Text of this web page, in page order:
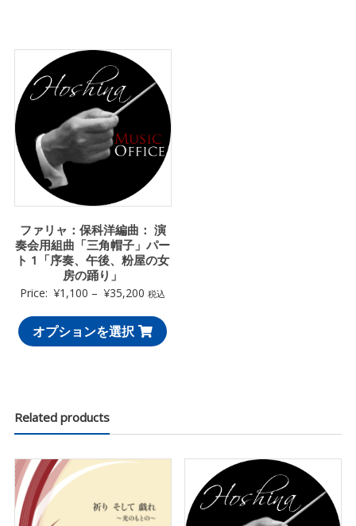
ファリャ：保科洋編曲： 演
奏会用組曲「三角帽子」パー
ト 1「序奏、午後、粉屋の女
房の踊り」
Price: ¥1,100 – ¥35,200 税込
オプションを選択
Related products